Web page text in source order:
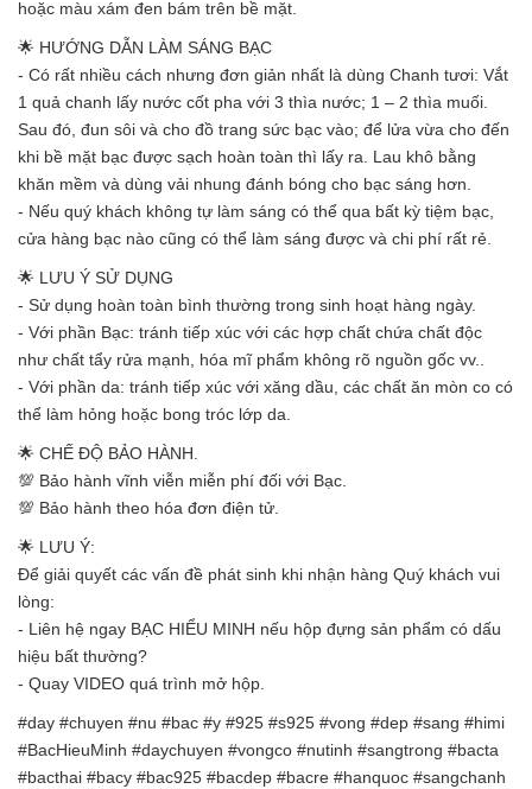
hoặc màu xám đen bám trên bề mặt.
🌟 HƯỚNG DẪN LÀM SÁNG BẠC
- Có rất nhiều cách nhưng đơn giản nhất là dùng Chanh tươi: Vắt
1 quả chanh lấy nước cốt pha với 3 thìa nước; 1 – 2 thìa muối.
Sau đó, đun sôi và cho đồ trang sức bạc vào; để lửa vừa cho đến
khi bề mặt bạc được sạch hoàn toàn thì lấy ra. Lau khô bằng
khăn mềm và dùng vải nhung đánh bóng cho bạc sáng hơn.
- Nếu quý khách không tự làm sáng có thể qua bất kỳ tiệm bạc,
cửa hàng bạc nào cũng có thể làm sáng được và chi phí rất rẻ.
🌟 LƯU Ý SỬ DỤNG
- Sử dụng hoàn toàn bình thường trong sinh hoạt hàng ngày.
- Với phần Bạc: tránh tiếp xúc với các hợp chất chứa chất độc
như chất tẩy rửa mạnh, hóa mĩ phẩm không rõ nguồn gốc vv..
- Với phần da: tránh tiếp xúc với xăng dầu, các chất ăn mòn co có
thể làm hỏng hoặc bong tróc lớp da.
🌟 CHẾ ĐỘ BẢO HÀNH.
💯 Bảo hành vĩnh viễn miễn phí đối với Bạc.
💯 Bảo hành theo hóa đơn điện tử.
🌟 LƯU Ý:
Để giải quyết các vấn đề phát sinh khi nhận hàng Quý khách vui
lòng:
- Liên hệ ngay BẠC HIỂU MINH nếu hộp đựng sản phẩm có dấu
hiệu bất thường?
- Quay VIDEO quá trình mở hộp.
#day #chuyen #nu #bac #y #925 #s925 #vong #dep #sang #himi
#BacHieuMinh #daychuyen #vongco #nutinh #sangtrong #bacta
#bacthai #bacy #bac925 #bacdep #bacre #hanquoc #sangchanh